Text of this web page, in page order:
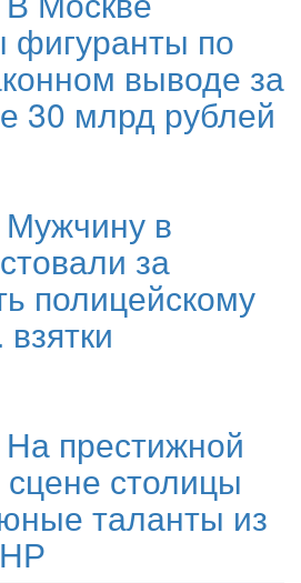
фигуранты по
выводе за
30 млрд рублей
Мужчину в
за
полицейскому
На престижной
столицы
таланты из